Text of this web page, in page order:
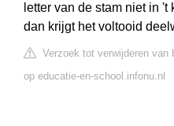
letter van de stam niet in
dan krijgt het voltooid
Verzoek tot verwijderen van
op educatie-en-school.infonu.nl